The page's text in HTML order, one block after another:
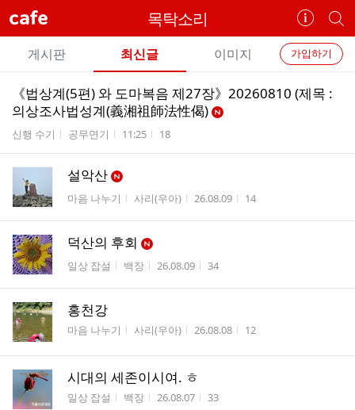
cafe 목탁소리
카
페
정
보
기
개
별
카
페
색
페
메
뉴
가입하기
게시판 최신글 이미지
체
글
스
《법상계(5편) 와 도마복음 제27장》20260810 (제목 :
의상조사법성계(義湘祖師法性偈)
게시판명
신행 수기 작성자
공무연기 작성시간
11:25 조회수
18
설악산
게시판명
마음 나누기 작성자
사리(우아) 작성시간
26.08.09 조회수
14
덕산의 후회
게시판명
일상 잡설 작성자
백장 작성시간
26.08.09 조회수
34
홍천강
게시판명
마음 나누기 작성자
사리(우아) 작성시간
26.08.08 조회수
12
시대의 세존이시여. ㅎ
게시판명
일상 잡설 작성자
백장 작성시간
26.08.07 조회수
33